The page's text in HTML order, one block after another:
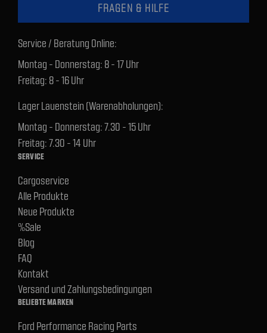
FRAGEN & HILFE
Service / Beratung Online:
Montag - Donnerstag: 8 - 17 Uhr
Freitag: 8 - 16 Uhr
Lager Lauenstein (Warenabholungen):
Montag - Donnerstag: 7.30 - 15 Uhr
Freitag: 7.30 - 14 Uhr
SERVICE
Cargoservice
Alle Produkte
Neue Produkte
%Sale
Blog
FAQ
Kontakt
Versand und Zahlungsbedingungen
BELIEBTE MARKEN
Ford Performance Racing Parts